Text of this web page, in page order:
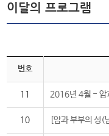
이달의 프로그램
번호
11 2016년 4월 - 암
10 [암과 부부의 성